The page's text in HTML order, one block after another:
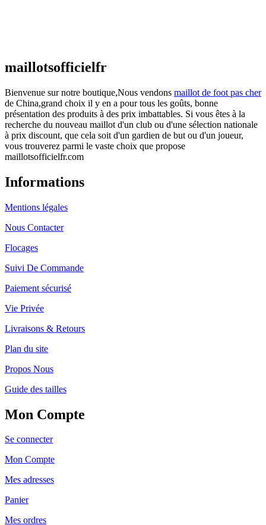
maillotsofficielfr
Bienvenue sur notre boutique,Nous vendons maillot de foot pas cher
de China,grand choix il y en a pour tous les goûts, bonne
présentation des produits à des prix imbattables. Si vous êtes à la
recherche du nouveau maillot d'un club ou d'une sélection nationale
à prix discount, que cela soit d'un gardien de but ou d'un joueur,
vous trouverez parmi le vaste choix que propose
maillotsofficielfr.com
Informations
Mentions légales
Nous Contacter
Flocages
Suivi De Commande
Paiement sécurisé
Vie Privée
Livraisons & Retours
Plan du site
Propos Nous
Guide des tailles
Mon Compte
Se connecter
Mon Compte
Mes adresses
Panier
Mes ordres